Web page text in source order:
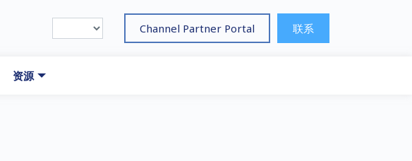
Channel Partner Portal 联系
资源